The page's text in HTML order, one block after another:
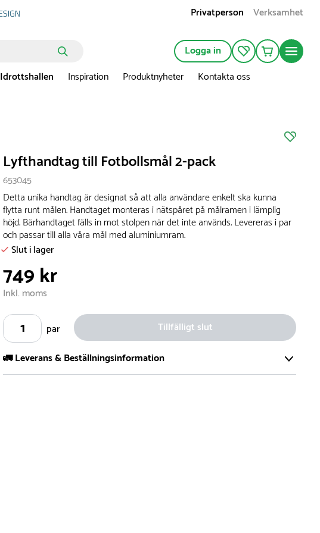
Privatperson Verksamhet
Logga in
Idrottshallen Inspiration Produktnyheter Kontakta oss
Lyfthandtag till Fotbollsmål 2-pack
653045
Detta unika handtag är designat så att alla användare enkelt ska kunna
flytta runt målen. Handtaget monteras i nätspåret på målramen i lämplig
höjd. Bärhandtaget fälls in mot stolpen när det inte används. Levereras i par
och passar till alla våra mål med aluminiumram.
Slut i lager
749 kr
Inkl. moms
par
Tillfälligt slut
🚛 Leverans & Beställningsinformation